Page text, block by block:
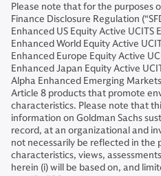
Please note that for the purposes
Finance Disclosure Regulation
Enhanced US Equity Active UCITS
Enhanced World Equity Active
Enhanced Europe Equity Active
Enhanced Japan Equity Active
Alpha Enhanced Emerging
Article 8 products that promote
characteristics. Please note that
information on Goldman Sachs
record, at an organizational and
not necessarily be reflected in the
characteristics, views,
herein (i) will be based on, and